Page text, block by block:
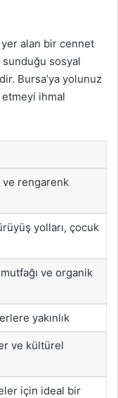
yer alan bir cennet
sosyal
Bursa’ya yolunuz
ihmal
ve rengarenk
yolları, çocuk
ve organik
yakınlık
ve kültürel
için ideal bir